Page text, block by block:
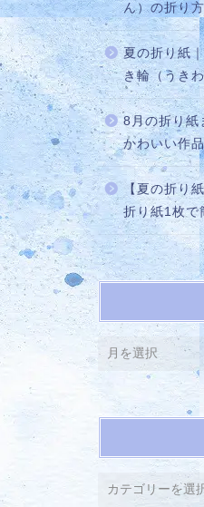
ん）の折り
夏の折り紙
き輪（うき
8月の折り紙
かわいい作
【夏の折り
折り紙1枚で